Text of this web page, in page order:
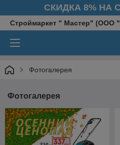
СКИДКА 8% НА
Строймаркет " Мастер" (ООО
Фотогалерея
Фотогалерея